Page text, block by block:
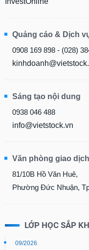
Quảng cáo & Dịch
0908 169 898 - (028)
Sáng tạo nội dung
0938 046 488
info@vietstock.vn
Văn phòng giao dịch
81/10B Hồ Văn Huê,
Phường Đức Nhuận,
LỚP HỌC SẮP
09/2026